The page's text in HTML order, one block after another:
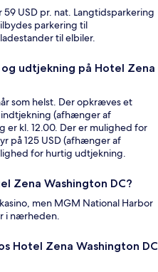
59 USD pr. nat. Langtidsparkering
parkering til
til elbiler.
udtjekning på Hotel Zena
som helst. Der opkræves et
(afhænger af
kl. 12.00. Der er mulighed for
på 125 USD (afhænger af
for hurtig udtjekning.
Zena Washington DC?
men MGM National Harbor
i nærheden.
Hotel Zena Washington DC